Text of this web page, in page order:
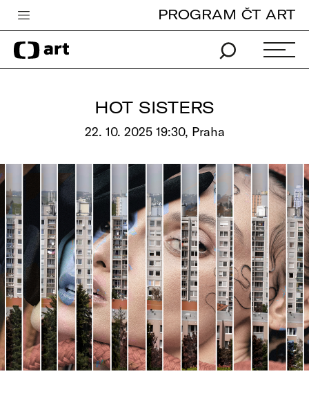
Česká televize
Zpravodajství
Pro děti
edu
Vše o ČT
PROGRAM ČT ART
HOT SISTERS
22. 10. 2025 19:30, Praha